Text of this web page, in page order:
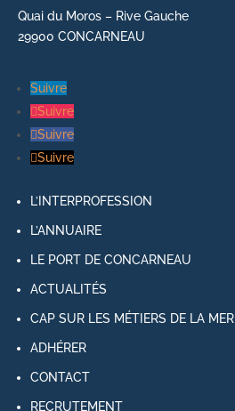
Quai du Moros – Rive Gauche
29900 CONCARNEAU
Suivre
Suivre
Suivre
Suivre
L’INTERPROFESSION
L’ANNUAIRE
LE PORT DE CONCARNEAU
ACTUALITÉS
CAP SUR LES MÉTIERS DE LA MER
ADHÉRER
CONTACT
RECRUTEMENT